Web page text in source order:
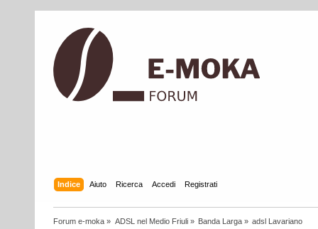
Indice Aiuto Ricerca Accedi Registrati
Forum e-moka » ADSL nel Medio Friuli» Banda Larga» adsl Lavariano